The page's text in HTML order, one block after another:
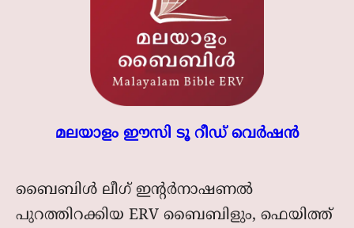
മലയാളം ഈസി ടൂ റീഡ് വെര്‍ഷന്‍
ബൈബിള്‍ ലീഗ് ഇന്റര്‍നാഷണല്‍
പുറത്തിറക്കിയ ERV ബൈബിളും, ഫെയിത്ത്